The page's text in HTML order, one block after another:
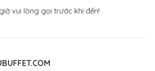
vui lòng gọi trước khi đến!